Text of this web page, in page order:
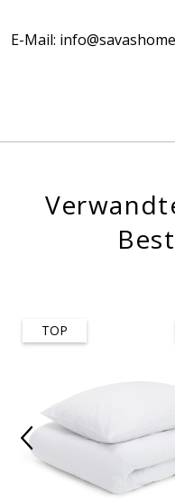
E-Mail:
TOP